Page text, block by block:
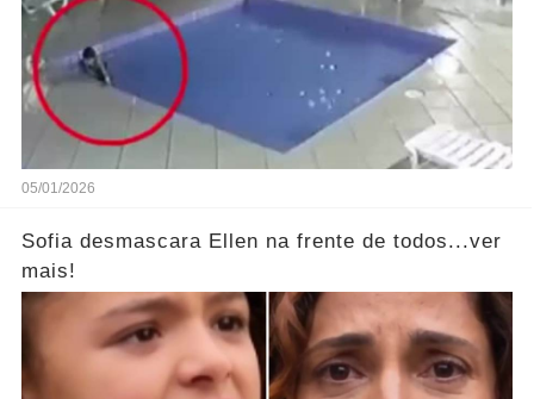
05/01/2026
Sofia desmascara Ellen na frente de todos...ver
mais!